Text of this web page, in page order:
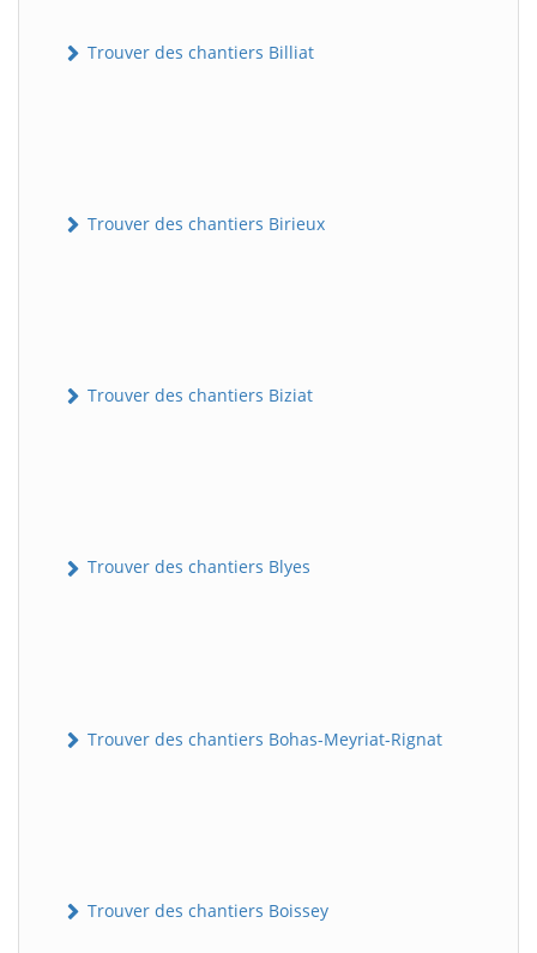
Trouver des chantiers Billiat
Trouver des chantiers Birieux
Trouver des chantiers Biziat
Trouver des chantiers Blyes
Trouver des chantiers Bohas-Meyriat-Rignat
Trouver des chantiers Boissey